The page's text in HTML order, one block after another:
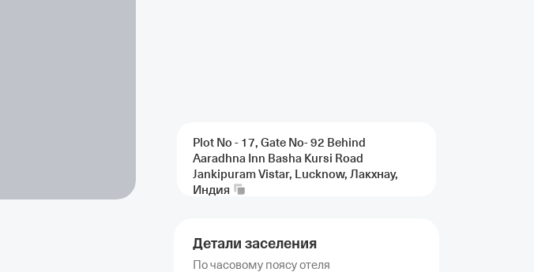
Plot No - 17, Gate No- 92 Behind
Aaradhna Inn Basha Kursi Road
Jankipuram Vistar, Lucknow, Лакхнау,
Индия
Детали заселения
По часовому поясу отеля